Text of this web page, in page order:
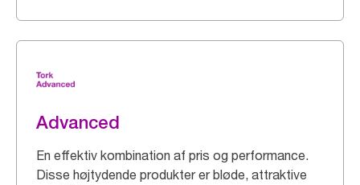
Advanced
En effektiv kombination af pris og performance.
Disse højtydende produkter er bløde, attraktive